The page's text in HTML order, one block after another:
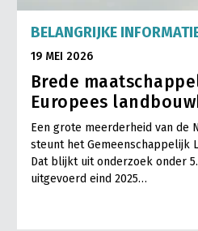
BELANGRIJKE
19 MEI 2026
Brede
Europees
Een grote meerderheid van de
steunt het Gemeenschappelijk
Dat blijkt uit onderzoek onder
uitgevoerd eind 2025…